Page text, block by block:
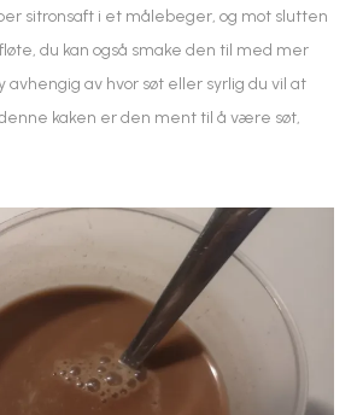
sitronsaft i et målebeger, og mot slutten
du kan også smake den til med mer
avhengig av hvor søt eller syrlig du vil at
kaken er den ment til å være søt,